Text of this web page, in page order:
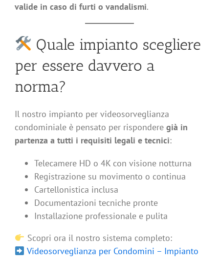
valide in caso di furti o vandalismi.
Quale impianto scegliere
per essere davvero a
norma?
Il nostro impianto per videosorveglianza
condominiale è pensato per rispondere già in
partenza a tutti i requisiti legali e tecnici:
Telecamere HD o 4K con visione notturna
Registrazione su movimento o continua
Cartellonistica inclusa
Documentazioni tecniche pronte
Installazione professionale e pulita
Scopri ora il nostro sistema completo:
Videosorveglianza per Condomini – Impianto